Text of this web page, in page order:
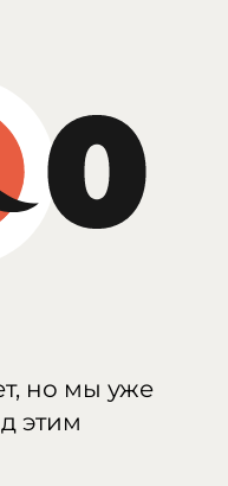
но мы уже
этим